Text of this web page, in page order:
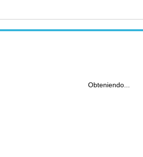
Obteniendo...